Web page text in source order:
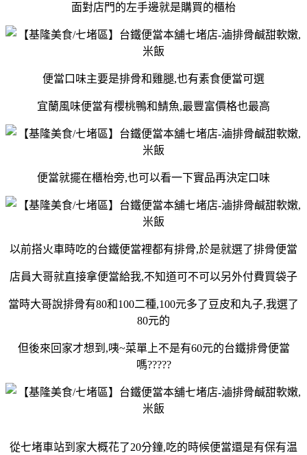
面對店門的左手邊就是購買的櫃枱
便當口味主要是排骨和雞腿,也有素食便當可選
宜蘭風味便當有櫻桃鴨和鯖魚,最豐富價格也最高
便當就擺在櫃枱旁,也可以看一下實品再決定口味
以前搭火車時吃的台鐵便當裡都有排骨,於是就選了排骨便當
店員大哥就直接拿便當給我,不知道可不可以另外付費買袋子
當時大哥說排骨有80和100二種,100元多了豆皮和丸子,我選了
80元的
但後來回家才想到,咦~菜單上不是有60元的台鐵排骨便當
嗎?????
從七堵車站到家大概花了20分鐘,吃的時候便當還是有保有温